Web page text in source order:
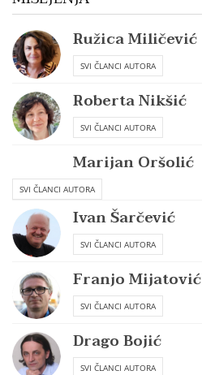
Ružica Miličević
SVI ČLANCI AUTORA
Roberta Nikšić
SVI ČLANCI AUTORA
Marijan Oršolić
SVI ČLANCI AUTORA
Ivan Šarčević
SVI ČLANCI AUTORA
Franjo Mijatović
SVI ČLANCI AUTORA
Drago Bojić
SVI ČLANCI AUTORA